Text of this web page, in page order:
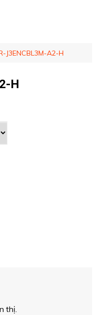
J3ENCBL3M-A2-H
H
thị.